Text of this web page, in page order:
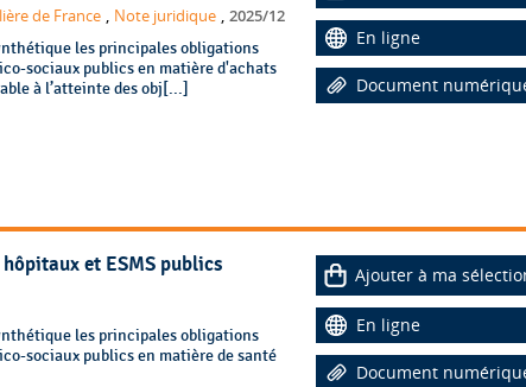
de France Note juridique
2025/12
les principales obligations
sociaux publics en matière d'achats
à l’atteinte des obj[...]
En ligne
Document
et ESMS publics
les principales obligations
sociaux publics en matière de santé
Ajouter à ma
En ligne
Document